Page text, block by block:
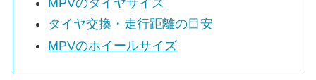
タイヤ交換・走行距離の目安
MPVのホイールサイズ